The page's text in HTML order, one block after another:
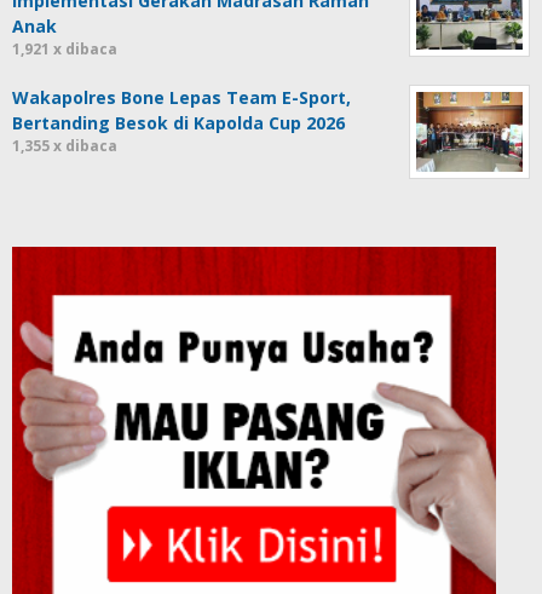
Anak
1,921 x dibaca
Wakapolres Bone Lepas Team E-Sport,
Bertanding Besok di Kapolda Cup 2026
1,355 x dibaca